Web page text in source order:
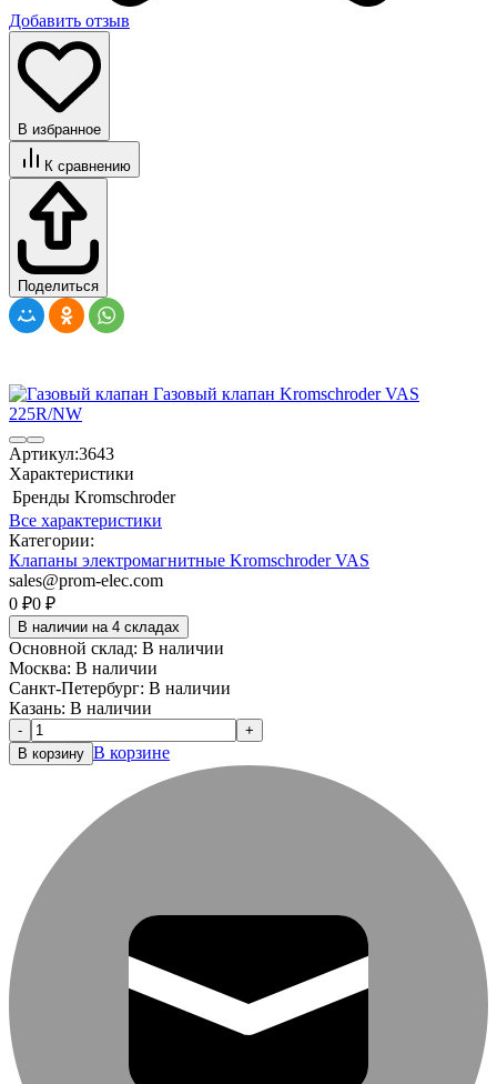
Добавить отзыв
В избранное
К сравнению
Поделиться
Артикул:3643
Характеристики
Бренды Kromschroder
Все характеристики
Категории:
Клапаны электромагнитные Kromschroder VAS
sales@prom-elec.com
0 ₽0 ₽
В наличии на 4 складах
Основной склад: В наличии
Москва: В наличии
Санкт-Петербург: В наличии
Казань: В наличии
-
+
В корзину В корзине